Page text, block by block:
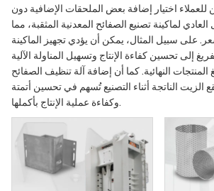
للعملاء اختيار إضافة بعض الملحقات الإضافية دون
العادي لماكينة تصنيع الصفائح المعدنية المثقبة، مما
على سبيل المثال، يمكن أن يؤدي تجهيز الماكينة
إلى تحسين كفاءة الإنتاج وتسهيل المناولة الآلية
المنتجات النهائية. كما أن إضافة آلة تنظيف الصفائح
الزيت الناتجة أثناء التصنيع تُسهم في تحسين أتمتة
وكفاءة عملية الإنتاج بأكملها.